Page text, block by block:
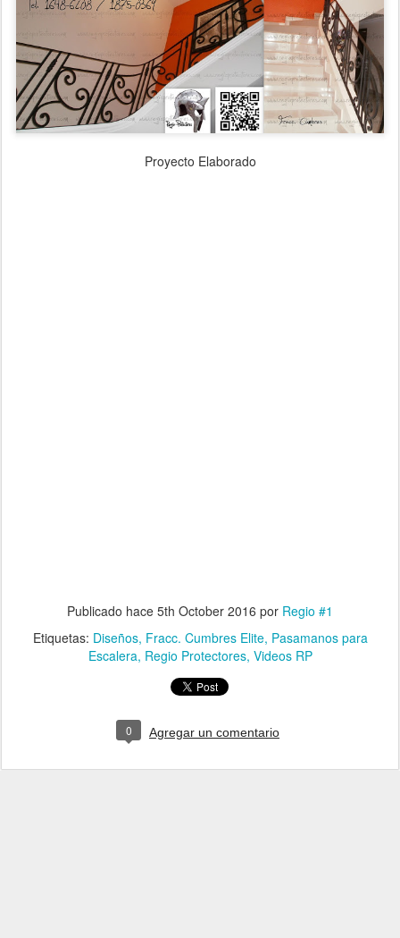
Proyecto Elaborado
Publicado hace 5th October 2016 por Regio #1
Etiquetas: Diseños Fracc. Cumbres Elite Pasamanos para
Escalera Regio Protectores Videos RP
0 Agregar un comentario